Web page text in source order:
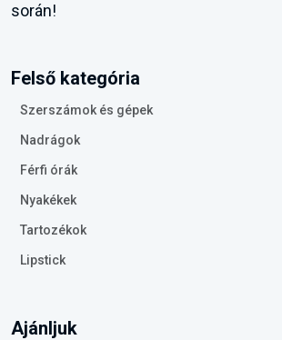
során!
Felső kategória
Szerszámok és gépek
Nadrágok
Férfi órák
Nyakékek
Tartozékok
Lipstick
Ajánljuk